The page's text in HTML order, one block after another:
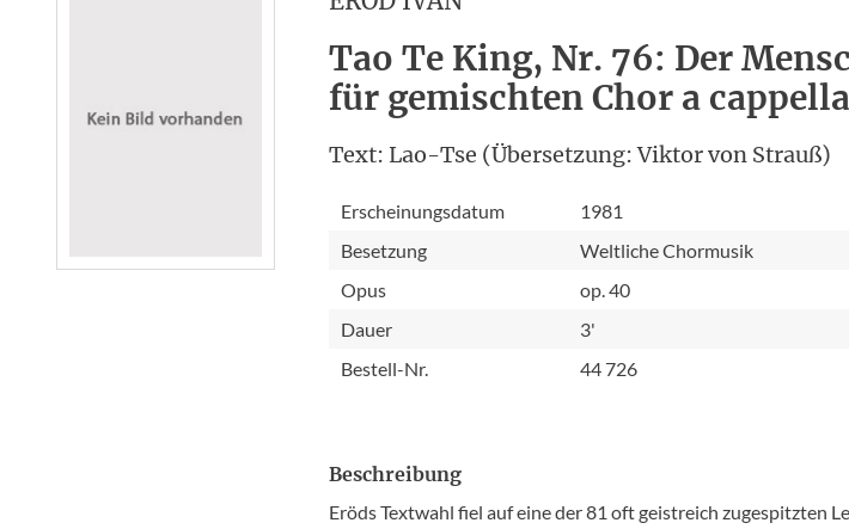
Tao Te King, Nr. 76: Der
für gemischten Chor a
Text: Lao-Tse (Übersetzung: Viktor von Strauß)
Erscheinungsdatum
1981
Besetzung
Weltliche Chormusik
Opus
op. 40
Dauer
3'
Bestell-Nr.
44 726
Beschreibung
Eröds Textwahl fiel auf eine der 81 oft geistreich zugespitzten